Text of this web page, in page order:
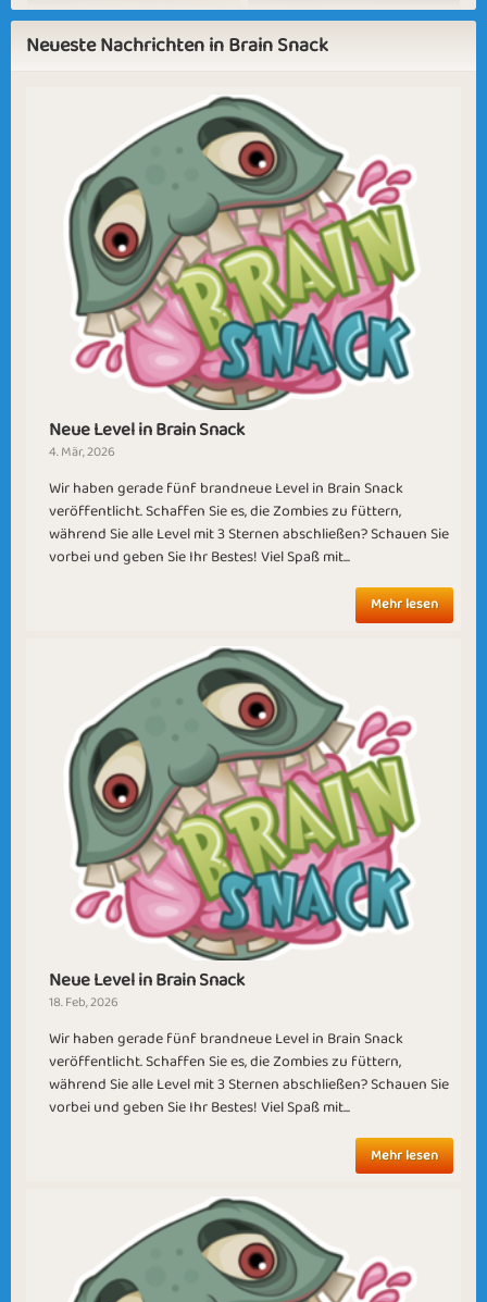
Outdoor Activities Daydreaming
Last Days of 2025 Falling in Love
Colourful New Beginnings
In Sight Level Up
Watermelon
Season
Sicilian Mafia
Februalia Turn The Heat UP
Surrender Brain Freeze
Wrapping Gifts End of the Tunnel
Neueste Nachrichten in Brain Snack
Neue Level in Brain Snack
4. Mär, 2026
Wir haben gerade fünf brandneue Level in Brain Snack
veröffentlicht. Schaffen Sie es, die Zombies zu füttern,
während Sie alle Level mit 3 Sternen abschließen? Schauen Sie
vorbei und geben Sie Ihr Bestes! Viel Spaß mit...
Mehr lesen
Neue Level in Brain Snack
18. Feb, 2026
Wir haben gerade fünf brandneue Level in Brain Snack
veröffentlicht. Schaffen Sie es, die Zombies zu füttern,
während Sie alle Level mit 3 Sternen abschließen? Schauen Sie
vorbei und geben Sie Ihr Bestes! Viel Spaß mit...
Mehr lesen